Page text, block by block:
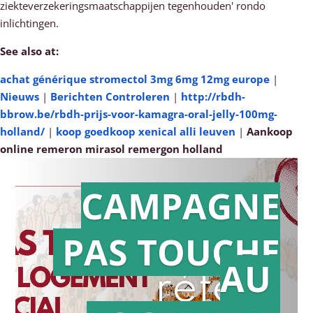
ziekteverzekeringsmaatschappijen tegenhouden' rondo
inlichtingen.
See also at:
achat générique stromectol 3mg 6mg 12mg europe |
Nieuws | Berichten Controleren | http://rbdh-
bbrow.be/rbdh-prijs-voor-kamagra-oral-jelly-100mg-
holland/ | koop goedkoop xenical alli leuven | Aankoop
online remeron mirasol remergon holland
Action en
référé
CAMPAGNE
PAS TOUCHE
AU